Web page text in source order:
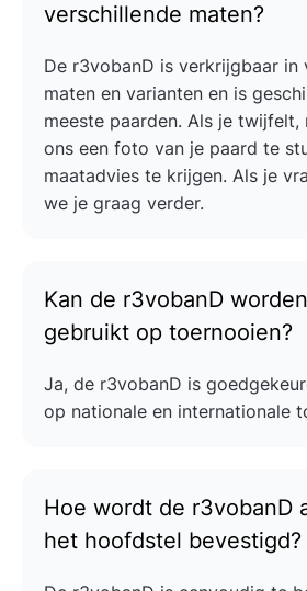
verschillende maten?
De r3vobanD is verkrijgbaar in
maten en varianten en is
meeste paarden. Als je twijfelt,
ons een foto van je paard te
maatadvies te krijgen. Als je
we je graag verder.
Kan de r3vobanD worden
gebruikt op toernooien?
Ja, de r3vobanD is
op nationale en internationale
Hoe wordt de r3vobanD
het hoofdstel bevestigd?